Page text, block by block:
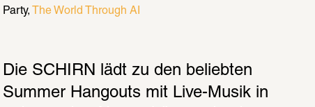
Party The World Through AI
Die SCHIRN lädt zu den beliebten
Summer Hangouts mit Live-Musik in